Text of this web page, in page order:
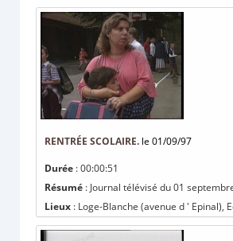
RENTRÉE SCOLAIRE. le 01/09/97
Durée : 00:00:51
Résumé : Journal télévisé du 01
Lieux : Loge-Blanche (avenue d ' Epinal),